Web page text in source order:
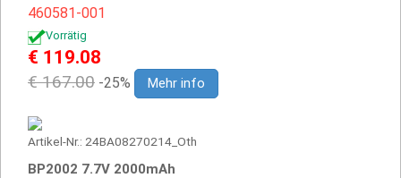
460581-001
Vorrätig
€ 119.08
€ 167.00 -25% Mehr info
Artikel-Nr.: 24BA08270214_Oth
BP2002 7.7V 2000mAh